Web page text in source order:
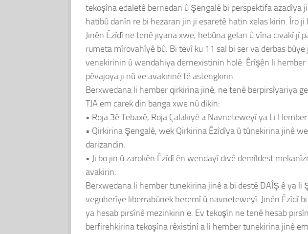
tekoşîna edaletê bernedan û Şengalê bi perspektifa
hatibû danîn re bi hezaran jin ji esaretê hatin xelas kirin. Îro
Jinên Êzîdî ne tenê jiyana xwe, hebûna gelan û vîna civakî
rumeta mîrovahîyê bû. Bi tevî ku 11 sal bi ser va derbas
venekirinin û wendahiya dernexistinin holê. Êrîşên li
pêvajoya ji nû ve avakirinê tê astengkirin.
Berxwedana li hember qirkirina jinê, ne tenê berpirsîyariya
TJA em carek din banga xwe nû dikin:
• Roja 3ê Tebaxê, Roja Çalakiyê a Navneteweyî ya Li
• Qirkirina Şengalê, wek Qirkirina Êzîdîya û tûnekirina jinê
darizandin.
• Ji bo jin û zarokên Êzîdî ên wendayî divê demîldest
avakirin.
Berxwedana li hember tunekirina jinê a bi destê DAÎŞ ê ya
veguherîye liberrabûnek heremî û navneteweyî. Jinên Êzîdî
ya hesab pirsînê mezinkirin e. Ev tekoşîn ne tenê hesab
berfirehkirina tekoşîna rêxistinî a li hember tunekirina jinê